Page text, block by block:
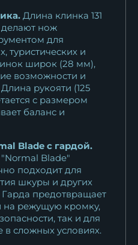
Длина клинка 131
нож
для
туристических и
широк (28 мм),
возможности и
рукояти (125
с размером
баланс и
Blade с гардой.
Blade"
подходит для
шкуры и других
предотвращает
на режущую кромку,
так и для
в сложных условиях.